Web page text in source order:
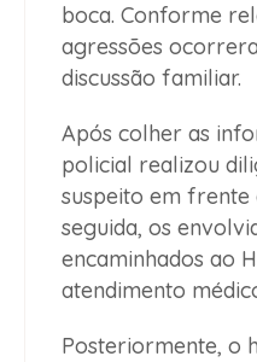
boca. Conforme
agressões
discussão familiar.
Após colher as
policial realizou
suspeito em frente
seguida, os
encaminhados ao
atendimento
Posteriormente, o